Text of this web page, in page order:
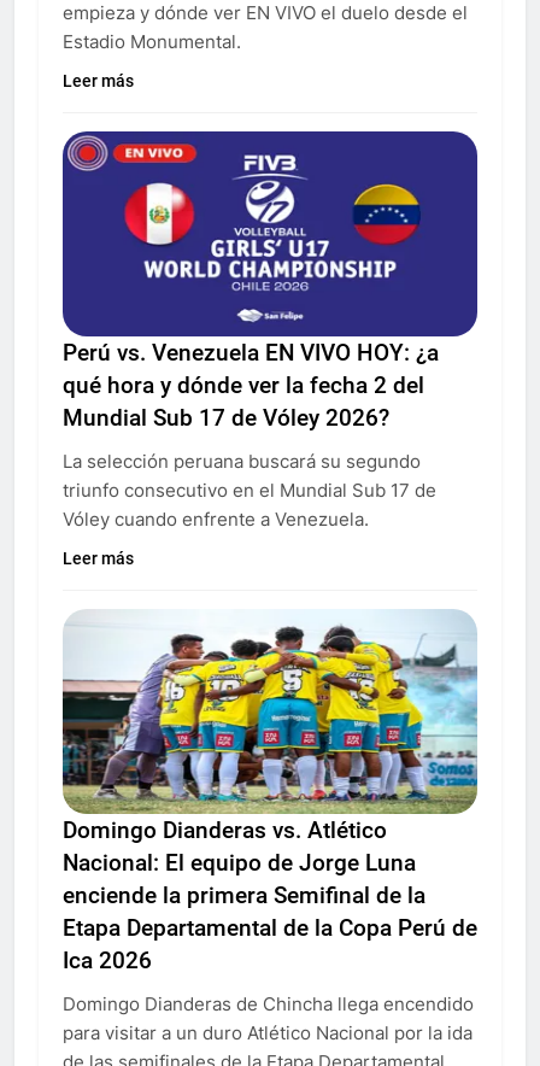
empieza y dónde ver EN VIVO el duelo desde el
Estadio Monumental.
Leer más
Perú vs. Venezuela EN VIVO HOY: ¿a
qué hora y dónde ver la fecha 2 del
Mundial Sub 17 de Vóley 2026?
La selección peruana buscará su segundo
triunfo consecutivo en el Mundial Sub 17 de
Vóley cuando enfrente a Venezuela.
Leer más
Domingo Dianderas vs. Atlético
Nacional: El equipo de Jorge Luna
enciende la primera Semifinal de la
Etapa Departamental de la Copa Perú de
Ica 2026
Domingo Dianderas de Chincha llega encendido
para visitar a un duro Atlético Nacional por la ida